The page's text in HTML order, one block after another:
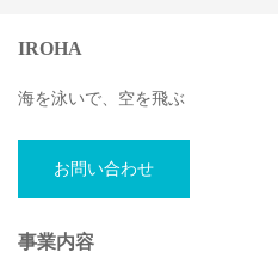
IROHA
海を泳いで、空を飛ぶ
お問い合わせ
事業内容